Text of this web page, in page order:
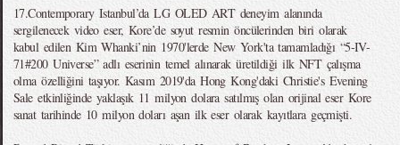
17.Contemporary Istanbul’da LG OLED ART deneyim alanında
sergilenecek video eser, Kore’de soyut resmin öncülerinden biri olarak
kabul edilen Kim Whanki’nin 1970'lerde New York'ta tamamladığı “5-IV-
71#200 Universe” adlı eserinin temel alınarak üretildiği ilk NFT çalışma
olma özelliğini taşıyor. Kasım 2019'da Hong Kong'daki Christie's Evening
Sale etkinliğinde yaklaşık 11 milyon dolara satılmış olan orijinal eser Kore
sanat tarihinde 10 milyon doları aşan ilk eser olarak kayıtlara geçmişti.